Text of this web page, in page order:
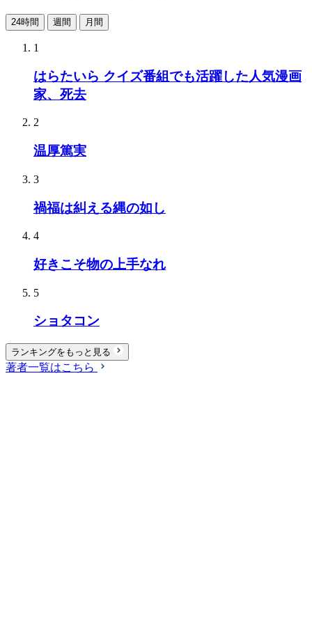
24時間 週間 月間
1
はらたいら クイズ番組でも活躍した人気漫画
家、死去
2
温厚篤実
3
禍福は糾える縄の如し
4
好きこそ物の上手なれ
5
ショタコン
ランキングをもっと見る
著者一覧はこちら